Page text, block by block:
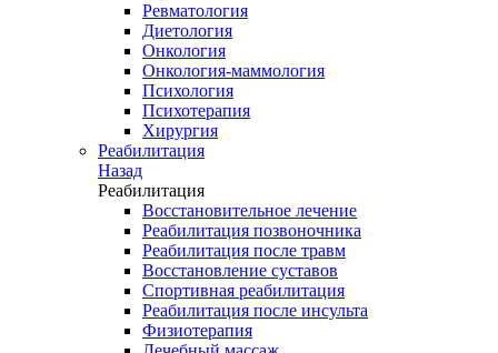
Ревматология
Диетология
Онкология
Онкология-маммология
Психология
Психотерапия
Хирургия
Реабилитация
Назад
Реабилитация
Восстановительное лечение
Реабилитация позвоночника
Реабилитация после травм
Восстановление суставов
Спортивная реабилитация
Реабилитация после инсульта
Физиотерапия